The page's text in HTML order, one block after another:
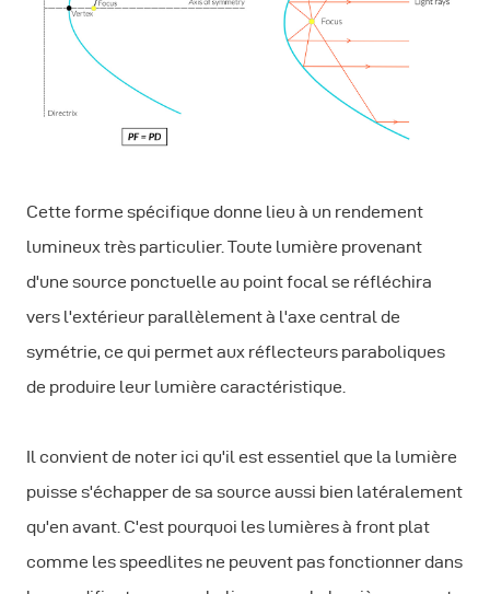
Cette forme spécifique donne lieu à un rendement
lumineux très particulier. Toute lumière provenant
d'une source ponctuelle au point focal se réfléchira
vers l'extérieur parallèlement à l'axe central de
symétrie, ce qui permet aux réflecteurs paraboliques
de produire leur lumière caractéristique.
Il convient de noter ici qu'il est essentiel que la lumière
puisse s'échapper de sa source aussi bien latéralement
qu'en avant. C'est pourquoi les lumières à front plat
comme les speedlites ne peuvent pas fonctionner dans